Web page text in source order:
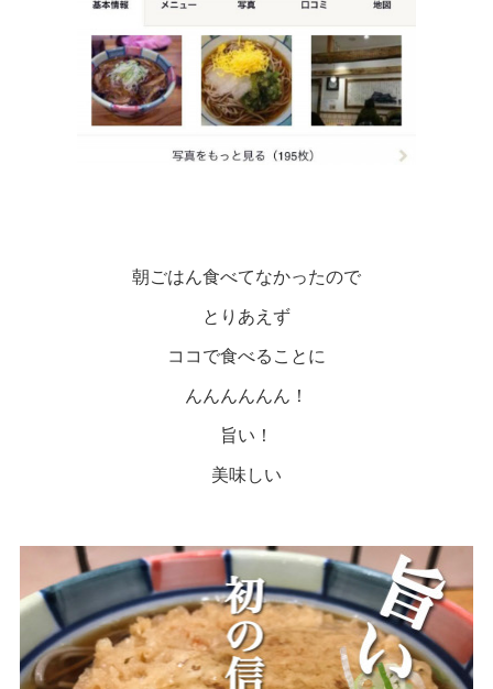
朝ごはん食べてなかったので
とりあえず
ココで食べることに
んんんんんん！
旨い！
美味しい